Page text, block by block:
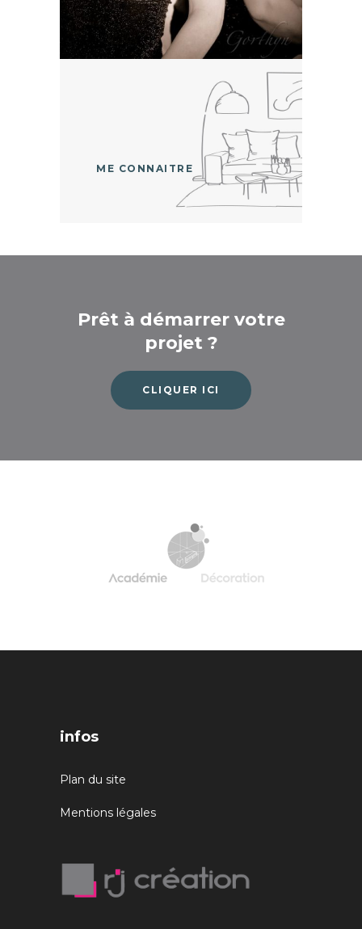
ME CONNAITRE
Prêt à démarrer votre
projet ?
CLIQUER ICI
infos
Plan du site
Mentions légales